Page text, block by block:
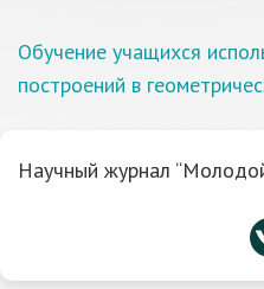
Обучение учащихся
построений в
Научный журнал